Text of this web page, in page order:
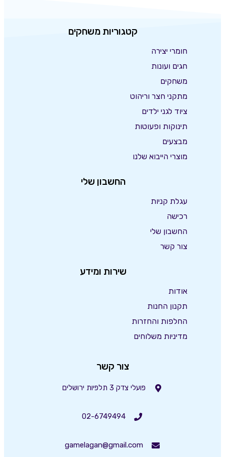
קטגוריות משחקים
חומרי יצירה
חגים ועונות
משחקים
מתקני חצר וריהוט
ציוד לגני ילדים
תינוקות ופעוטות
מבצעים
מוצרי הייבוא שלנו
החשבון שלי
עגלת קניות
רכישה
החשבון שלי
צור קשר
שירות ומידע
אודות
תקנון החנות
החלפות והחזרות
מדיניות משלוחים
צור קשר
פועלי צדק 3 תלפיות ירושלים
02-6749494
gamelagan@gmail.com